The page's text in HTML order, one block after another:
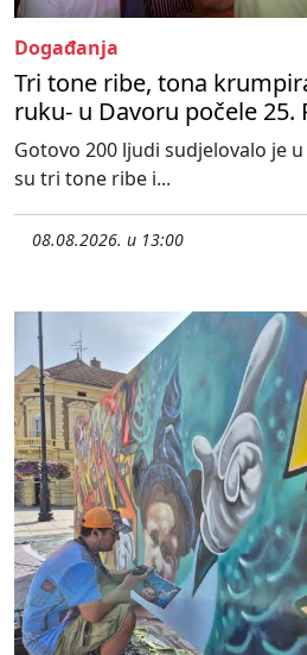
Događanja
Tri tone ribe, tona
ruku- u Davoru počele 25.
Gotovo 200 ljudi sudjelovalo je
su tri tone ribe i...
08.08.2026. u 13:00